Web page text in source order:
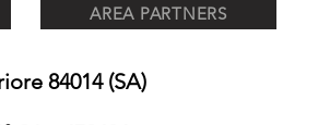
AREA PARTNERS
84014 (SA)